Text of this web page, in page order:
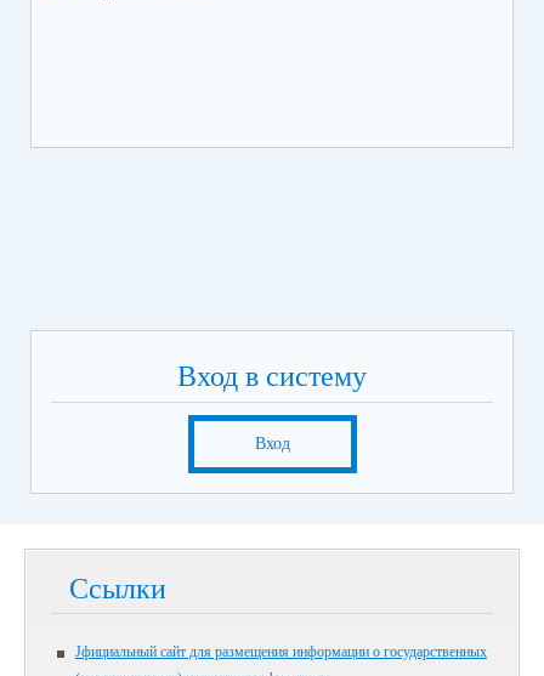
Вход в систему
Вход
Ссылки
Jфициальный сайт для размещения информации о государственных